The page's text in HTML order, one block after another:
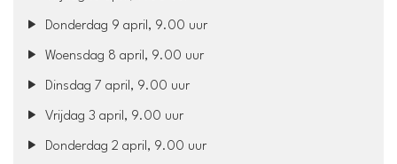
Donderdag 9 april, 9.00 uur
Woensdag 8 april, 9.00 uur
Dinsdag 7 april, 9.00 uur
Vrijdag 3 april, 9.00 uur
Donderdag 2 april, 9.00 uur